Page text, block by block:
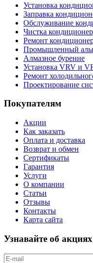
Установка
Заправка
Обслуживание
Чистка
Ремонт
Промышленный
Алмазное бурение
Установка VRV и
Ремонт
Проектирование
Покупателям
Акции
Как заказать
Оплата и доставка
Возврат и обмен
Сертификаты
Гарантия
Услуги
О компании
Статьи
Отзывы
Контакты
Карта сайта
Узнавайте об